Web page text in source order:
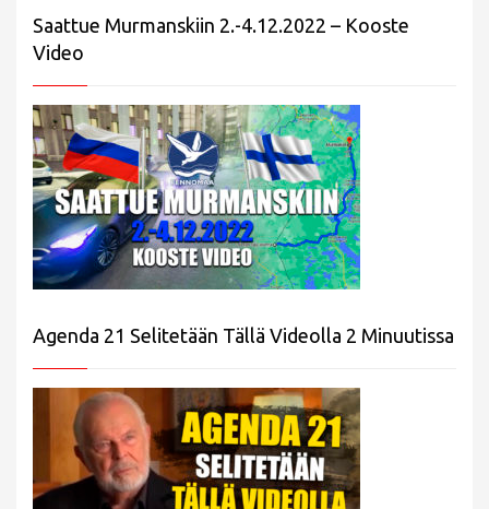
Saattue Murmanskiin 2.-4.12.2022 – Kooste
Video
Agenda 21 Selitetään Tällä Videolla 2 Minuutissa